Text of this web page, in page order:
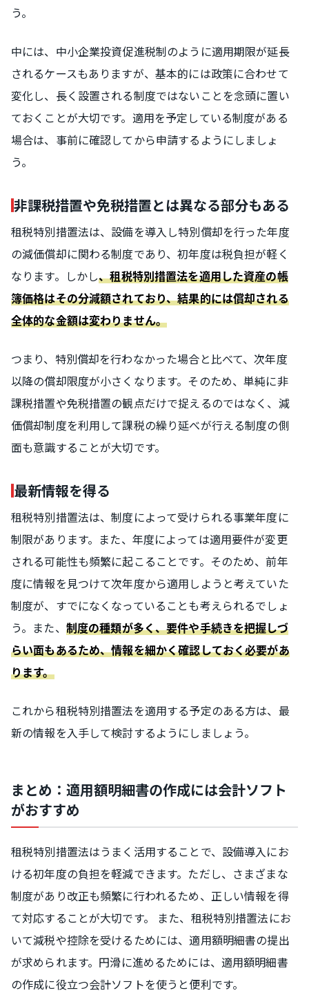
う。
中には、中小企業投資促進税制のように適用期限が延長
されるケースもありますが、基本的には政策に合わせて
変化し、長く設置される制度ではないことを念頭に置い
ておくことが大切です。適用を予定している制度がある
場合は、事前に確認してから申請するようにしましょ
う。
非課税措置や免税措置とは異なる部分もある
租税特別措置法は、設備を導入し特別償却を行った年度
の減価償却に関わる制度であり、初年度は税負担が軽く
なります。しかし、租税特別措置法を適用した資産の帳
簿価格はその分減額されており、結果的には償却される
全体的な金額は変わりません。
つまり、特別償却を行わなかった場合と比べて、次年度
以降の償却限度が小さくなります。そのため、単純に非
課税措置や免税措置の観点だけで捉えるのではなく、減
価償却制度を利用して課税の繰り延べが行える制度の側
面も意識することが大切です。
最新情報を得る
租税特別措置法は、制度によって受けられる事業年度に
制限があります。また、年度によっては適用要件が変更
される可能性も頻繁に起こることです。そのため、前年
度に情報を見つけて次年度から適用しようと考えていた
制度が、すでになくなっていることも考えられるでしょ
う。また、 制度の種類が多く、要件や手続きを把握しづ
らい面もあるため、情報を細かく確認しておく必要があ
ります。
これから租税特別措置法を適用する予定のある方は、最
新の情報を入手して検討するようにしましょう。
まとめ：適用額明細書の作成には会計ソフト
がおすすめ
租税特別措置法はうまく活用することで、設備導入にお
ける初年度の負担を軽減できます。ただし、さまざまな
制度があり改正も頻繁に行われるため、正しい情報を得
て対応することが大切です。 また、租税特別措置法にお
いて減税や控除を受けるためには、適用額明細書の提出
が求められます。円滑に進めるためには、適用額明細書
の作成に役立つ会計ソフトを使うと便利です。